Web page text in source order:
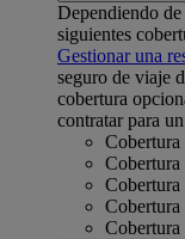
Dependiendo
siguientes
Gestionar una
seguro de viaje
cobertura
contratar para
Cobertura
Cobertura
Cobertura
Cobertura